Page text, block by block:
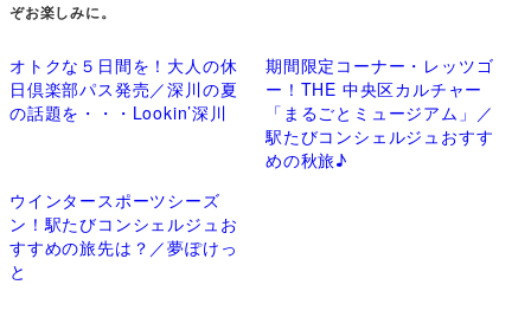
ぞお楽しみに。
オトクな５日間を！大人の休
日倶楽部パス発売／深川の夏
の話題を・・・Lookin’深川
期間限定コーナー・レッツゴ
ー！THE 中央区カルチャー
「まるごとミュージアム」／
駅たびコンシェルジュおすす
めの秋旅♪
ウインタースポーツシーズ
ン！駅たびコンシェルジュお
すすめの旅先は？／夢ぽけっ
と